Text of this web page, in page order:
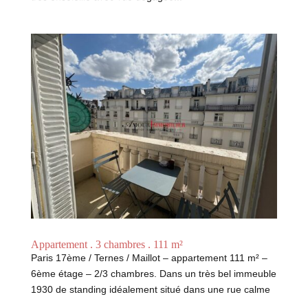
Appartement . 3 chambres . 111 m²
Paris 17ème / Ternes / Maillot – appartement 111 m² –
6ème étage – 2/3 chambres. Dans un très bel immeuble
1930 de standing idéalement situé dans une rue calme